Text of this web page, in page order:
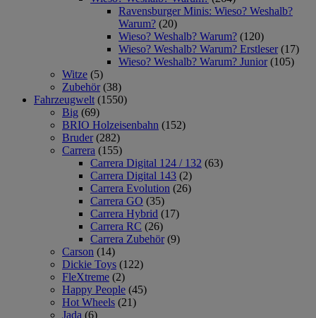
Ravensburger Minis: Wieso? Weshalb?
Warum? (20)
Wieso? Weshalb? Warum? (120)
Wieso? Weshalb? Warum? Erstleser (17)
Wieso? Weshalb? Warum? Junior (105)
Witze (5)
Zubehör (38)
Fahrzeugwelt (1550)
Big (69)
BRIO Holzeisenbahn (152)
Bruder (282)
Carrera (155)
Carrera Digital 124 / 132 (63)
Carrera Digital 143 (2)
Carrera Evolution (26)
Carrera GO (35)
Carrera Hybrid (17)
Carrera RC (26)
Carrera Zubehör (9)
Carson (14)
Dickie Toys (122)
FleXtreme (2)
Happy People (45)
Hot Wheels (21)
Jada (6)